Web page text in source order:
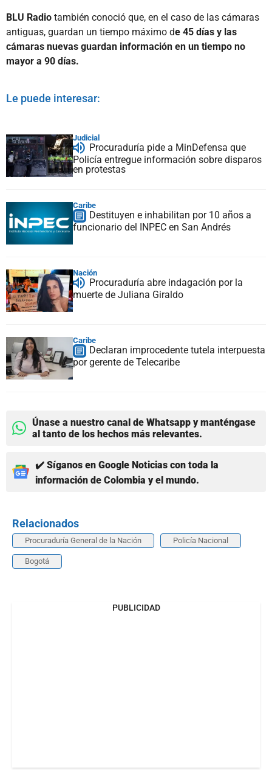
BLU Radio también conoció que, en el caso de las cámaras
antiguas, guardan un tiempo máximo de 45 días y las
cámaras nuevas guardan información en un tiempo no
mayor a 90 días.
Le puede interesar:
Judicial
Procuraduría pide a MinDefensa que
Policía entregue información sobre disparos
en protestas
Caribe
Destituyen e inhabilitan por 10 años a
funcionario del INPEC en San Andrés
Nación
Procuraduría abre indagación por la
muerte de Juliana Giraldo
Caribe
Declaran improcedente tutela interpuesta
por gerente de Telecaribe
Únase a nuestro canal de Whatsapp y manténgase
al tanto de los hechos más relevantes.
✔️ Síganos en Google Noticias con toda la
información de Colombia y el mundo.
Relacionados
Procuraduría General de la Nación Policía Nacional
Bogotá
PUBLICIDAD